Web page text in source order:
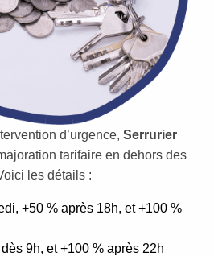
d’urgence, Serrurier
tarifaire en dehors des
les détails :
+50 % après 18h, et +100 %
9h, et +100 % après 22h